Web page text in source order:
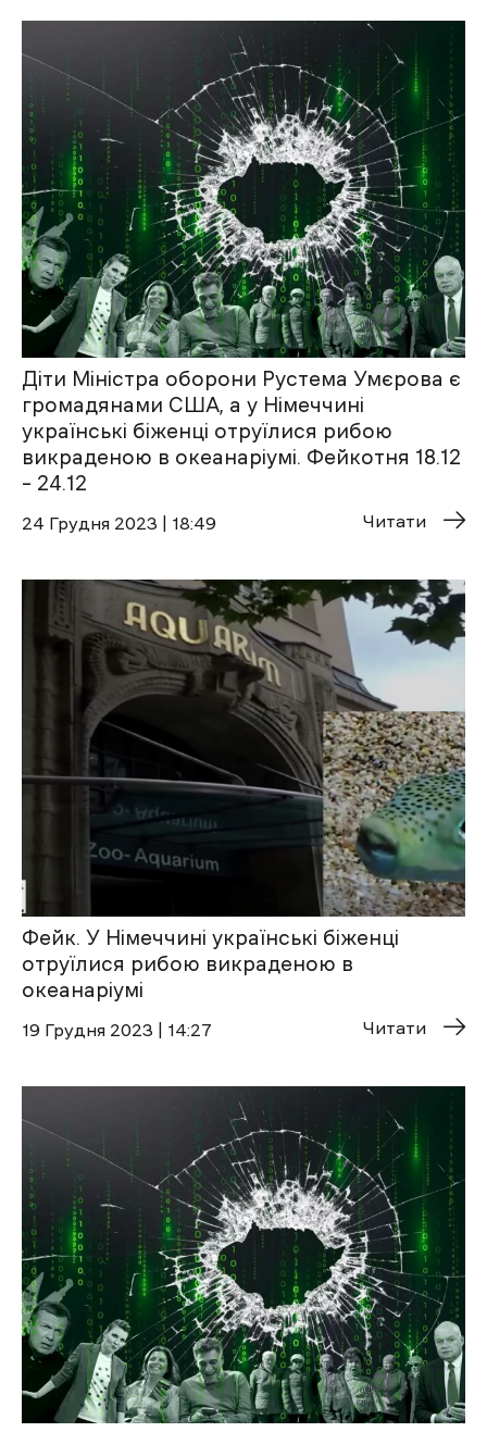
Діти Міністра оборони Рустема Умєрова є
громадянами США, а у Німеччині
українські біженці отруїлися рибою
викраденою в океанаріумі. Фейкотня 18.12
– 24.12
24 Грудня 2023 | 18:49 Читати
Фейк. У Німеччині українські біженці
отруїлися рибою викраденою в
океанаріумі
19 Грудня 2023 | 14:27 Читати